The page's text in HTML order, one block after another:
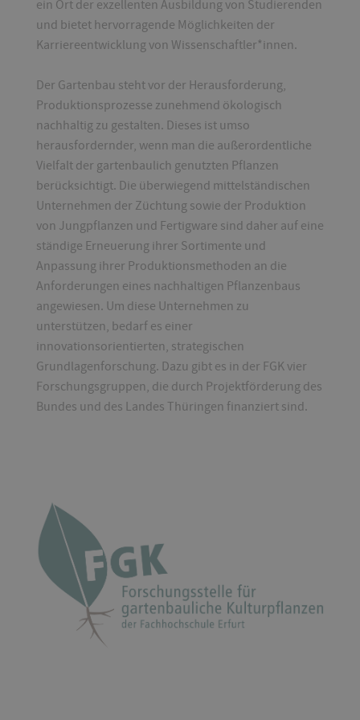
ein Ort der exzellenten Ausbildung von Studierenden
und bietet hervorragende Möglichkeiten der
Karriereentwicklung von Wissenschaftler*innen.
Der Gartenbau steht vor der Herausforderung,
Produktionsprozesse zunehmend ökologisch
nachhaltig zu gestalten. Dieses ist umso
herausfordernder, wenn man die außerordentliche
Vielfalt der gartenbaulich genutzten Pflanzen
berücksichtigt. Die überwiegend mittelständischen
Unternehmen der Züchtung sowie der Produktion
von Jungpflanzen und Fertigware sind daher auf eine
ständige Erneuerung ihrer Sortimente und
Anpassung ihrer Produktionsmethoden an die
Anforderungen eines nachhaltigen Pflanzenbaus
angewiesen. Um diese Unternehmen zu
unterstützen, bedarf es einer
innovationsorientierten, strategischen
Grundlagenforschung. Dazu gibt es in der FGK vier
Forschungsgruppen, die durch Projektförderung des
Bundes und des Landes Thüringen finanziert sind.